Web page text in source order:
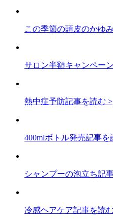
この季節の頭皮のかゆ
サロン半額キャンペーン
熱中症予防記事を読む >
400mlボトル発売記事を
シャンプーの泡立ち記
冷感ヘアケア記事を読